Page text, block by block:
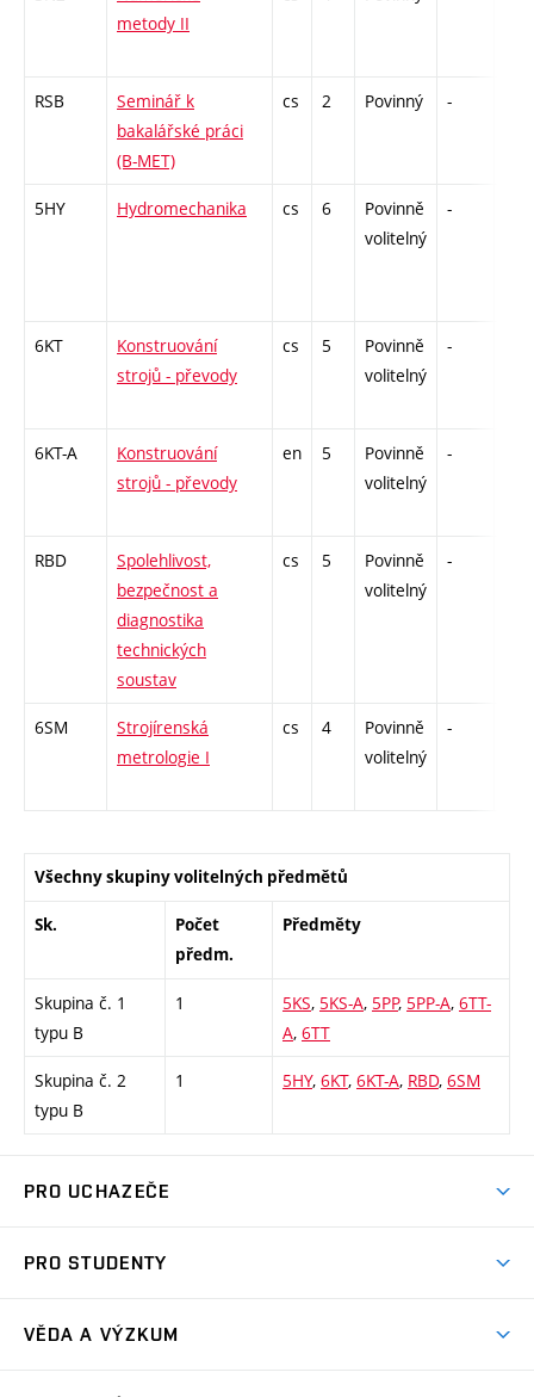
metody II
RSB
Seminář k
bakalářské práci
(B-MET)
cs 2 Povinný -
5HY Hydromechanika cs 6
Povinně
volitelný
-
6KT
Konstruování
strojů - převody
cs 5
Povinně
volitelný
-
6KT-A
Konstruování
strojů - převody
en 5
Povinně
volitelný
-
RBD
Spolehlivost,
bezpečnost a
diagnostika
technických
soustav
cs 5
Povinně
volitelný
-
6SM
Strojírenská
metrologie I
cs 4
Povinně
volitelný
-
Všechny skupiny volitelných předmětů
Sk.
Počet
předm.
Předměty
Skupina č. 1
typu B
1 5KS, 5KS-A, 5PP, 5PP-A, 6TT-
A, 6TT
Skupina č. 2
typu B
1 5HY, 6KT, 6KT-A, RBD, 6SM
PRO UCHAZEČE
Ambasadoři studia
PRO STUDENTY
VĚDA A VÝZKUM